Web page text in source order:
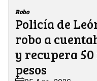
Robo
Policía de
robo a
y recupera
pesos